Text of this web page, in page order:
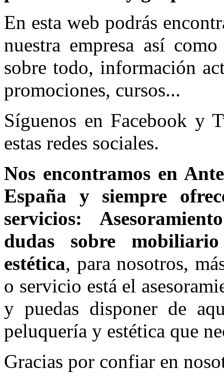
En esta web podrás
nuestra empresa así
sobre todo, información
promociones, cursos...
Síguenos en Facebook y
estas redes sociales.
Nos encontramos en
España y siempre
servicios:
dudas sobre
estética, para nosotros,
o servicio está el
y puedas disponer de
peluquería y estética que
Gracias por confiar en